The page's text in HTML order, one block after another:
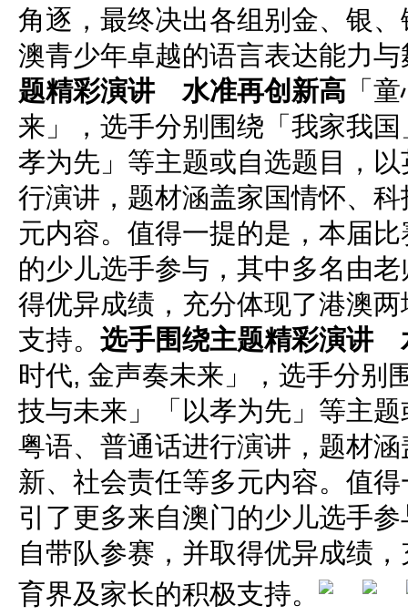
角逐，最终决出各组别金、银
澳青少年卓越的语言表达能力
题精彩演讲 水准再创新高 「
来」，选手分别围绕「我家我
孝为先」等主题或自选题目，
行演讲，题材涵盖家国情怀、
元内容。值得一提的是，本届
的少儿选手参与，其中多名由
得优异成绩，充分体现了港澳
支持。 选手围绕主题精彩演讲
时代, 金声奏未来」，选手分别
技与未来」「以孝为先」等主
粤语、普通话进行演讲，题材
新、社会责任等多元内容。值
引了更多来自澳门的少儿选手
自带队参赛，并取得优异成绩
育界及家长的积极支持。